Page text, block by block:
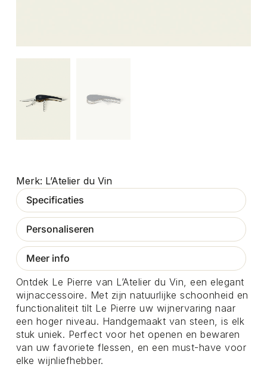
L’Atelier du Vin
Specificaties
Personaliseren
Meer info
Ontdek Le Pierre van L’Atelier du Vin, een elegant
wijnaccessoire. Met zijn natuurlijke schoonheid en
functionaliteit tilt Le Pierre uw wijnervaring naar
een hoger niveau. Handgemaakt van steen, is elk
stuk uniek. Perfect voor het openen en bewaren
van uw favoriete flessen, en een must-have voor
elke wijnliefhebber.